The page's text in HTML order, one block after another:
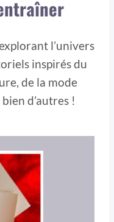
l’univers
inspirés du
de la mode
d’autres !